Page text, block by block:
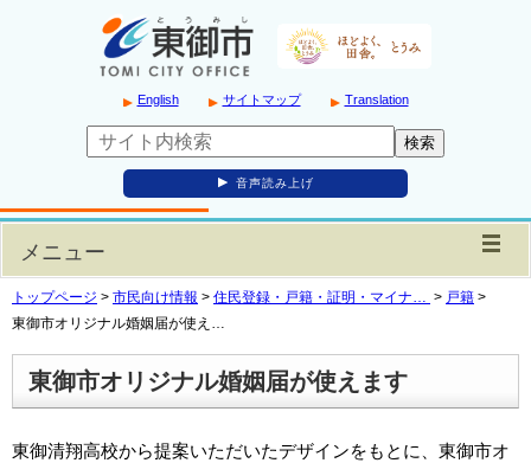
English サイトマップ Translation
音声読み上げ
メニュー
トップページ > 市民向け情報 > 住民登録・戸籍・証明・マイナ… > 戸籍 >
東御市オリジナル婚姻届が使え…
東御市オリジナル婚姻届が使えます
東御清翔高校から提案いただいたデザインをもとに、東御市オ